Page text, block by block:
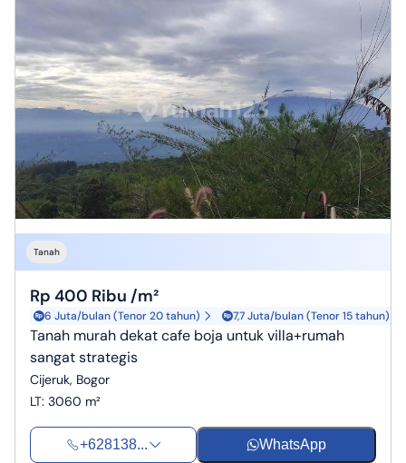
Tanah
Rp 400 Ribu /m²
6 Juta/bulan (Tenor 20 tahun) 7,7 Juta/bulan (Tenor 15 tahun)
Tanah murah dekat cafe boja untuk villa+rumah
sangat strategis
Cijeruk, Bogor
LT: 3060 m²
+628138... WhatsApp